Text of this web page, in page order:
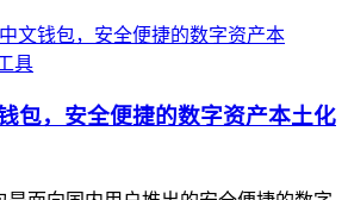
包，安全便捷的数字资产本土化